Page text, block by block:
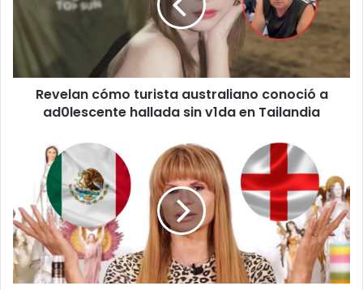
ad0lescente
hallada
sin
Revelan cómo turista australiano conoció a
ad0lescente hallada sin v1da en Tailandia
Vidente
asegura
México
eliminará
a
Inglaterra
en